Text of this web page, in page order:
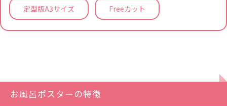
定型版A3サイズ Freeカット
お風呂ポスターの特徴